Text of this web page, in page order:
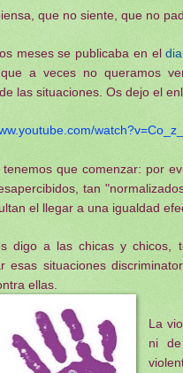
que no siente, que no
meses se publicaba en el
a veces no queramos
las situaciones. Os dejo el
tenemos que comenzar: por
tan
el llegar a una igualdad
digo a las chicas y chicos,
esas situaciones
ellas.
La
ni de